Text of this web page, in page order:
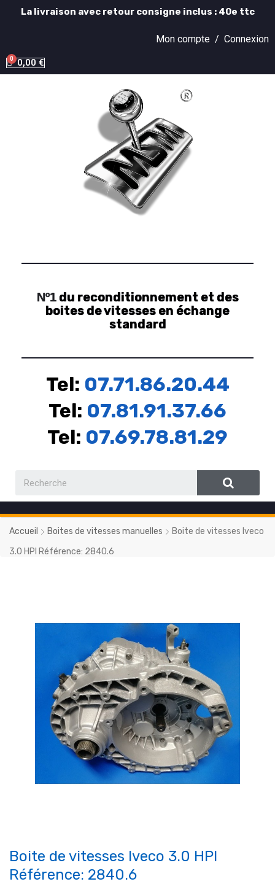
La livraison avec retour consigne inclus : 40e ttc
Mon compte / Connexion
0,00 €
Nº1du reconditionnement et des
boites de vitesses en échange
standard
Tel: 07.71.86.20.44
Tel: 07.81.91.37.66
Tel: 07.69.78.81.29
Accueil Boites de vitesses manuelles
Boite de vitesses Iveco
3.0 HPI Référence: 2840.6
Boite de vitesses Iveco 3.0 HPI
Référence: 2840.6